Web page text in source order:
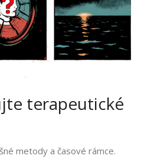
terapeutické
metody a časové rámce.